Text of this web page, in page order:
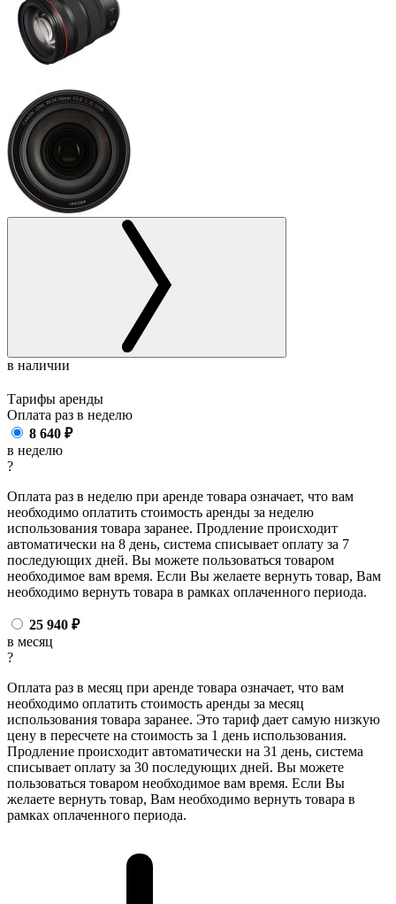
в наличии
Тарифы аренды
Оплата раз в неделю
8 640 ₽
в неделю
?
Оплата раз в неделю при аренде товара означает, что вам
необходимо оплатить стоимость аренды за неделю
использования товара заранее. Продление происходит
автоматически на 8 день, система списывает оплату за 7
последующих дней. Вы можете пользоваться товаром
необходимое вам время. Если Вы желаете вернуть товар, Вам
необходимо вернуть товара в рамках оплаченного периода.
25 940 ₽
в месяц
?
Оплата раз в месяц при аренде товара означает, что вам
необходимо оплатить стоимость аренды за месяц
использования товара заранее. Это тариф дает самую низкую
цену в пересчете на стоимость за 1 день использования.
Продление происходит автоматически на 31 день, система
списывает оплату за 30 последующих дней. Вы можете
пользоваться товаром необходимое вам время. Если Вы
желаете вернуть товар, Вам необходимо вернуть товара в
рамках оплаченного периода.